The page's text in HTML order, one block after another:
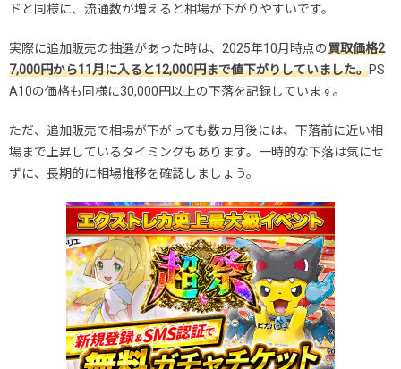
ドと同様に、流通数が増えると相場が下がりやすいです。
実際に追加販売の抽選があった時は、2025年10月時点の買取価格2
7,000円から11月に入ると12,000円まで値下がりしていました。PS
A10の価格も同様に30,000円以上の下落を記録しています。
ただ、追加販売で相場が下がっても数カ月後には、下落前に近い相
場まで上昇しているタイミングもあります。一時的な下落は気にせ
ずに、長期的に相場推移を確認しましょう。